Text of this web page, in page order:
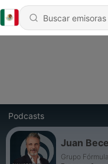
Podcasts
Juan
Grupo Fórmula